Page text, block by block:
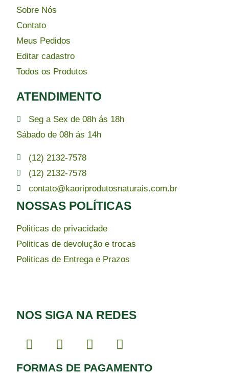
Sobre Nós
Contato
Meus Pedidos
Editar cadastro
Todos os Produtos
ATENDIMENTO
Seg a Sex de 08h ás 18h
Sábado de 08h ás 14h
(12) 2132-7578
(12) 2132-7578
contato@kaoriprodutosnaturais.com.br
NOSSAS POLÍTICAS
Politicas de privacidade
Politicas de devolução e trocas
Politicas de Entrega e Prazos
NOS SIGA NA REDES
FORMAS DE PAGAMENTO